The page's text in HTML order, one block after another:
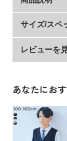
子
も
イ
ド・
発表会やセミ
フォーマルパ
・パンツの形、
■シリーズ
一生に一度を、
ぽかぽかとした
サイズ/スペ
サイズ
130cm
140cm
レビューを
あなたにお